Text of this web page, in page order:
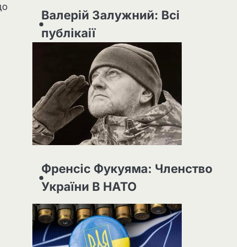
Валерій Залужний: Всі
публікаії
Френсіс Фукуяма: Членство
України В НАТО